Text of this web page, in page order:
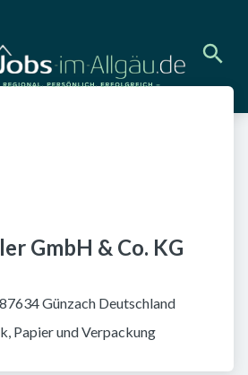
GmbH & Co. KG
Günzach Deutschland
Papier und Verpackung